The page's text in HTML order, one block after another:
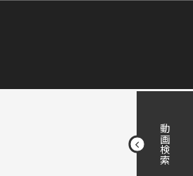
動画検索